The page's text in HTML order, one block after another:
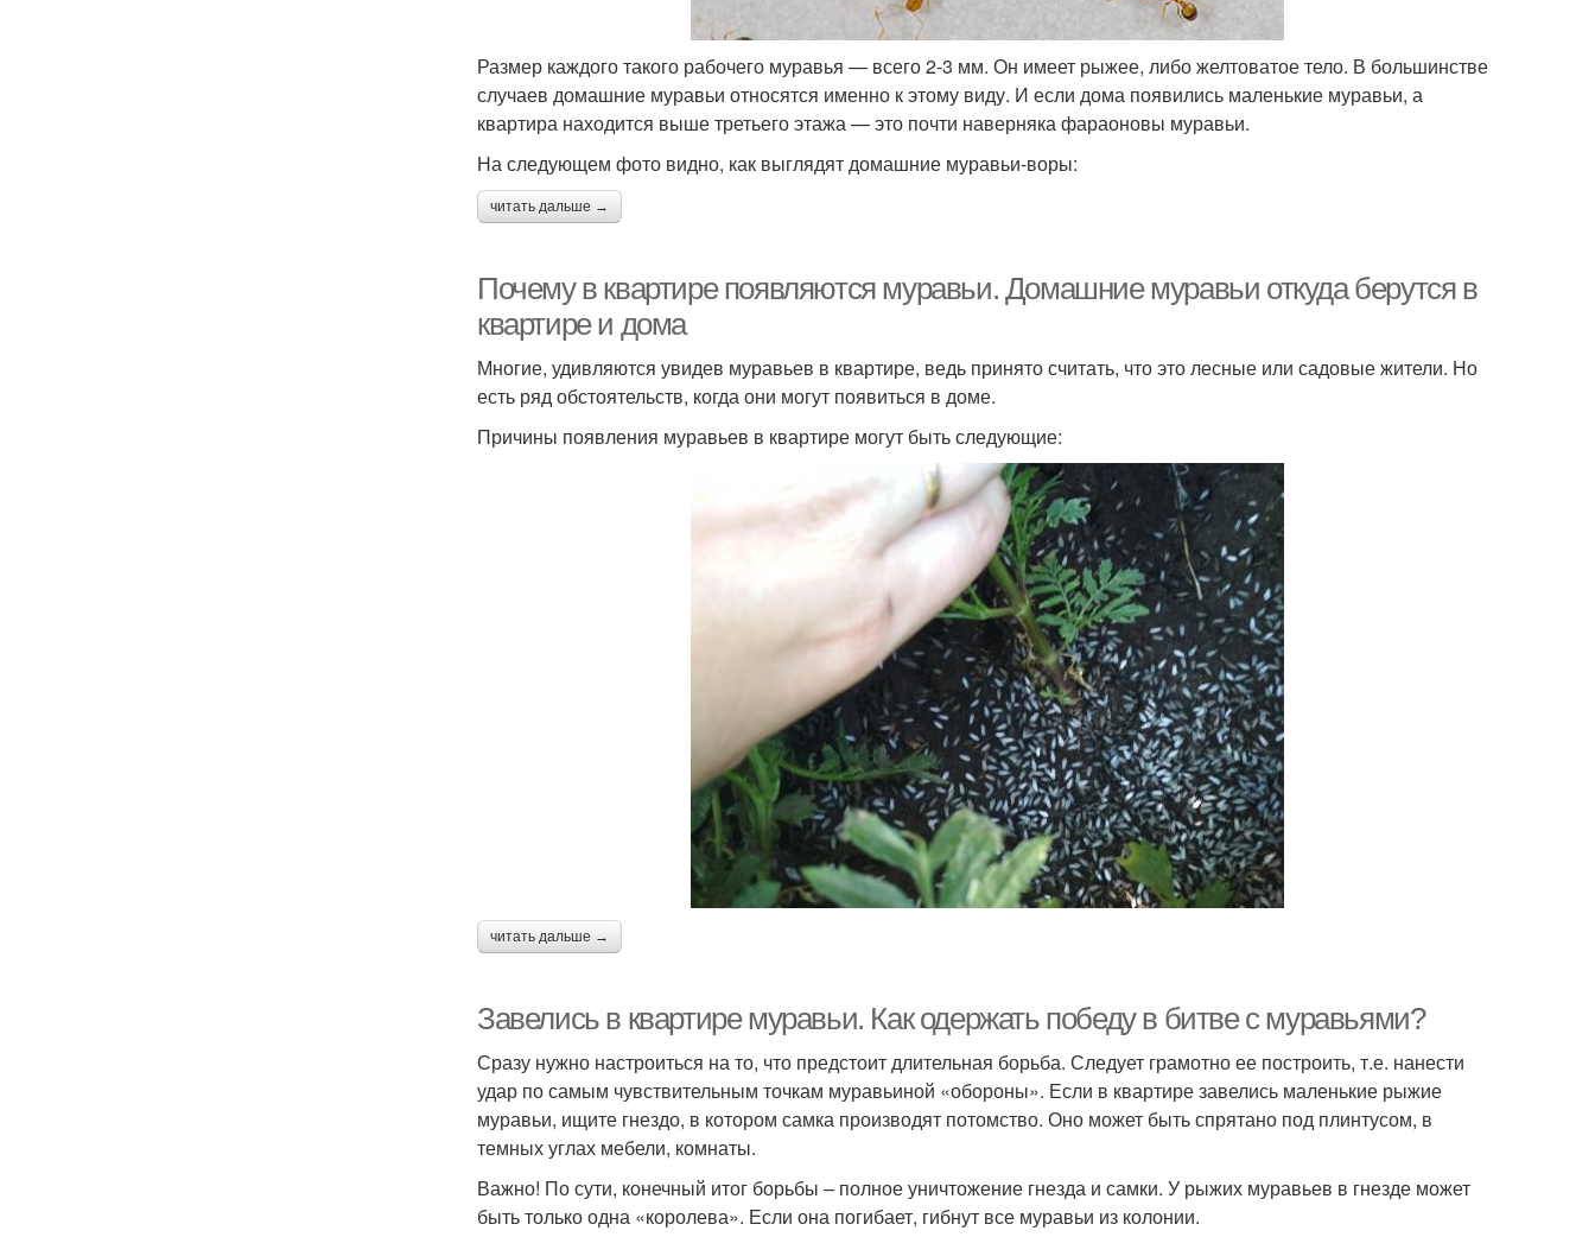
Размер каждого такого рабочего муравья — всего 2-3 мм. Он имеет рыжее, либо желтоватое тело. В большинстве
случаев домашние муравьи относятся именно к этому виду. И если дома появились маленькие муравьи, а
квартира находится выше третьего этажа — это почти наверняка фараоновы муравьи.
На следующем фото видно, как выглядят домашние муравьи-воры:
читать дальше →
Почему в квартире появляются муравьи. Домашние муравьи откуда берутся в
квартире и дома
Многие, удивляются увидев муравьев в квартире, ведь принято считать, что это лесные или садовые жители. Но
есть ряд обстоятельств, когда они могут появиться в доме.
Причины появления муравьев в квартире могут быть следующие:
читать дальше →
Завелись в квартире муравьи. Как одержать победу в битве с муравьями?
Сразу нужно настроиться на то, что предстоит длительная борьба. Следует грамотно ее построить, т.е. нанести
удар по самым чувствительным точкам муравьиной «обороны». Если в квартире завелись маленькие рыжие
муравьи, ищите гнездо, в котором самка производят потомство. Оно может быть спрятано под плинтусом, в
темных углах мебели, комнаты.
Важно! По сути, конечный итог борьбы – полное уничтожение гнезда и самки. У рыжих муравьев в гнезде может
быть только одна «королева». Если она погибает, гибнут все муравьи из колонии.